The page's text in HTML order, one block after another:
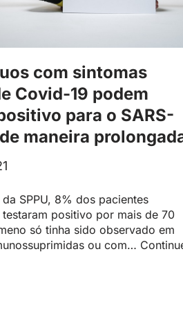
com sintomas
Covid-19 podem
para o SARS-
maneira
SPPU, 8% dos pacientes
testaram positivo por mais de 70
só tinha sido observado em
ou com…